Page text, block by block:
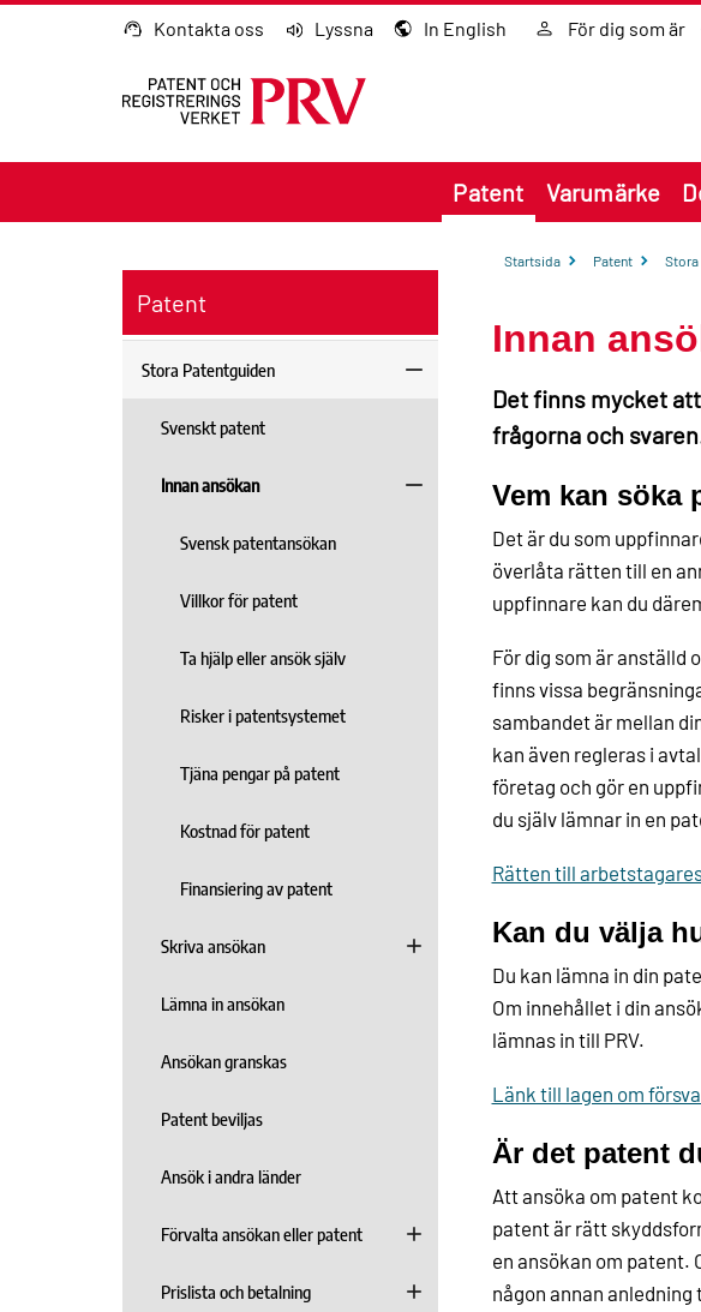
Gå till innehållet Kontakta oss Lyssna In English För dig som är
Patent Varumärke
Patent
Stora Patentguiden
Svenskt patent
Innan ansökan
Svensk patentansökan
Villkor för patent
Ta hjälp eller ansök själv
Risker i patentsystemet
Tjäna pengar på patent
Kostnad för patent
Finansiering av patent
Skriva ansökan
Lämna in ansökan
Ansökan granskas
Patent beviljas
Ansök i andra länder
Förvalta ansökan eller patent
Prislista och betalning
Startsida Patent Stora
Innan
Det finns mycket
frågorna och
Vem kan söka
Det är du som
överlåta rätten till en
uppfinnare kan du
För dig som är anställd
finns vissa
sambandet är mellan
kan även regleras i
företag och gör en
du själv lämnar in en
Rätten till
Kan du välja
Du kan lämna in din
Om innehållet i din
lämnas in till PRV.
Länk till lagen om
Är det patent
Att ansöka om patent
patent är rätt
en ansökan om patent.
någon annan